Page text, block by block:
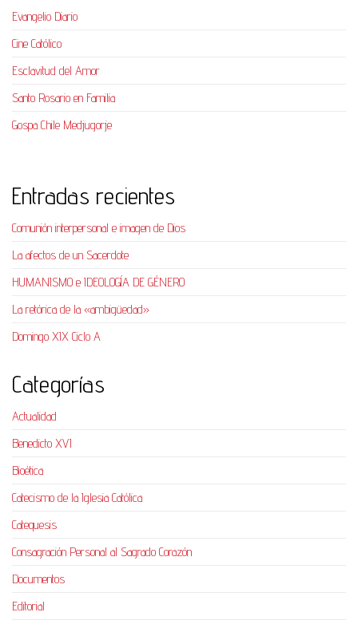
Evangelio Diario
Cine Católico
Esclavitud del Amor
Santo Rosario en Familia
Gospa Chile Medjugorje
Entradas recientes
Comunión interpersonal e imagen de Dios
La afectos de un Sacerdote
HUMANISMO e IDEOLOGÍA DE GÉNERO
La retórica de la «ambigüedad»
Domingo XIX Ciclo A
Categorías
Actualidad
Benedicto XVI
Bioética
Catecismo de la Iglesia Católica
Catequesis
Consagración Personal al Sagrado Corazón
Documentos
Editorial